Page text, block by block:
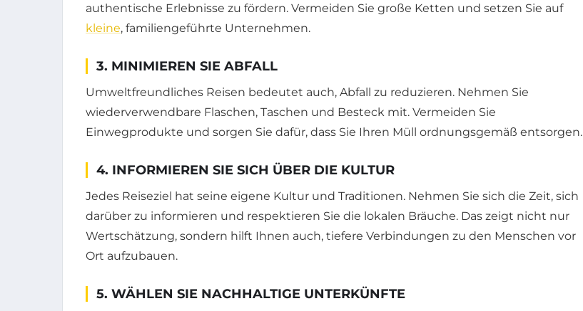
authentische Erlebnisse zu fördern. Vermeiden Sie große Ketten und setzen Sie auf
kleine, familiengeführte Unternehmen.
3. MINIMIEREN SIE ABFALL
Umweltfreundliches Reisen bedeutet auch, Abfall zu reduzieren. Nehmen Sie
wiederverwendbare Flaschen, Taschen und Besteck mit. Vermeiden Sie
Einwegprodukte und sorgen Sie dafür, dass Sie Ihren Müll ordnungsgemäß entsorgen.
4. INFORMIEREN SIE SICH ÜBER DIE KULTUR
Jedes Reiseziel hat seine eigene Kultur und Traditionen. Nehmen Sie sich die Zeit, sich
darüber zu informieren und respektieren Sie die lokalen Bräuche. Das zeigt nicht nur
Wertschätzung, sondern hilft Ihnen auch, tiefere Verbindungen zu den Menschen vor
Ort aufzubauen.
5. WÄHLEN SIE NACHHALTIGE UNTERKÜNFTE